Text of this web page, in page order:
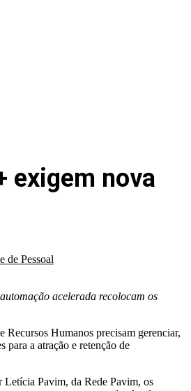
exigem nova
de Pessoal
acelerada recolocam os
Recursos Humanos precisam gerenciar,
para a atração e retenção de
Letícia Pavim, da Rede Pavim, os